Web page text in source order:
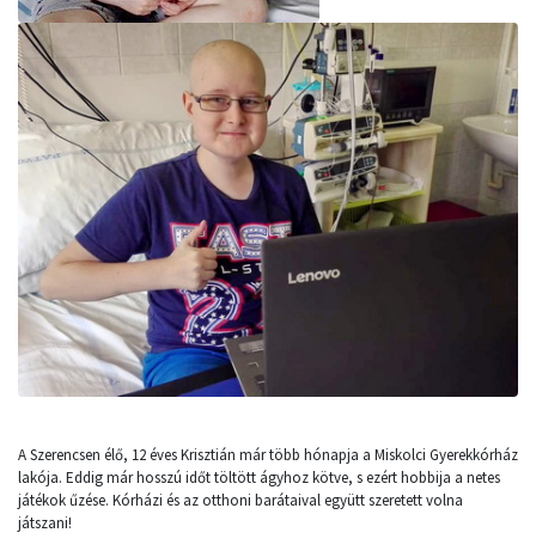
A Szerencsen élő, 12 éves Krisztián már több hónapja a Miskolci Gyerekkórház
lakója. Eddig már hosszú időt töltött ágyhoz kötve, s ezért hobbija a netes
játékok űzése. Kórházi és az otthoni barátaival együtt szeretett volna
játszani!